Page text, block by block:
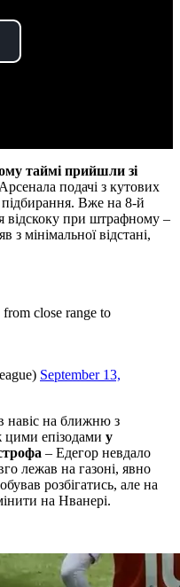
таймі прийшли зі
подачі з кутових
Вже на 8-й
відскоку при штрафному –
з мінімальної відстані,
close range to
September 13,
навіс на ближню з
епізодами у
– Едегор невдало
лежав на газоні, явно
розбігатись, але на
на Нванері.